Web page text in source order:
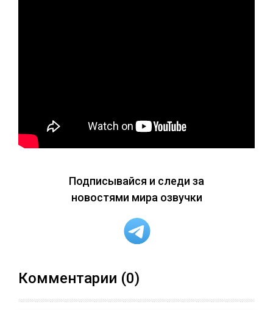
Подписывайся и следи за
новостями мира озвучки
Комментарии (0)